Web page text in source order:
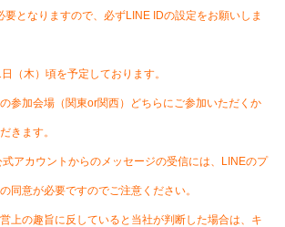
となりますので、必ずLINE IDの設定をお願いしま
（木）頃を予定しております。
参加会場（関東or関西）どちらにご参加いただくか
きます。
アカウントからのメッセージの受信には、LINEのプ
同意が必要ですのでご注意ください。
上の趣旨に反していると当社が判断した場合は、キ